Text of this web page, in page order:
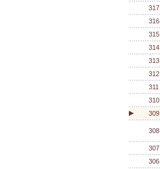
317
316
315
314
313
312
311
310
▶ 309
308
307
306